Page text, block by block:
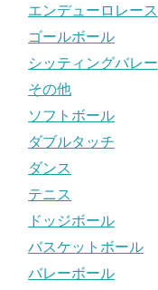
エンデューロレース
ゴールボール
シッティングバレー
その他
ソフトボール
ダブルタッチ
ダンス
テニス
ドッジボール
バスケットボール
バレーボール